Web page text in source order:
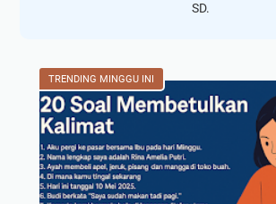
SD.
TRENDING MINGGU INI